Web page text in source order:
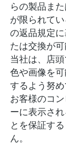
らの製品ま
が限られて
の返品規定
たは交換が可
当社は、店
色や画像を
するよう努め
お客様のコ
ーに表示さ
とを保証す
ん。